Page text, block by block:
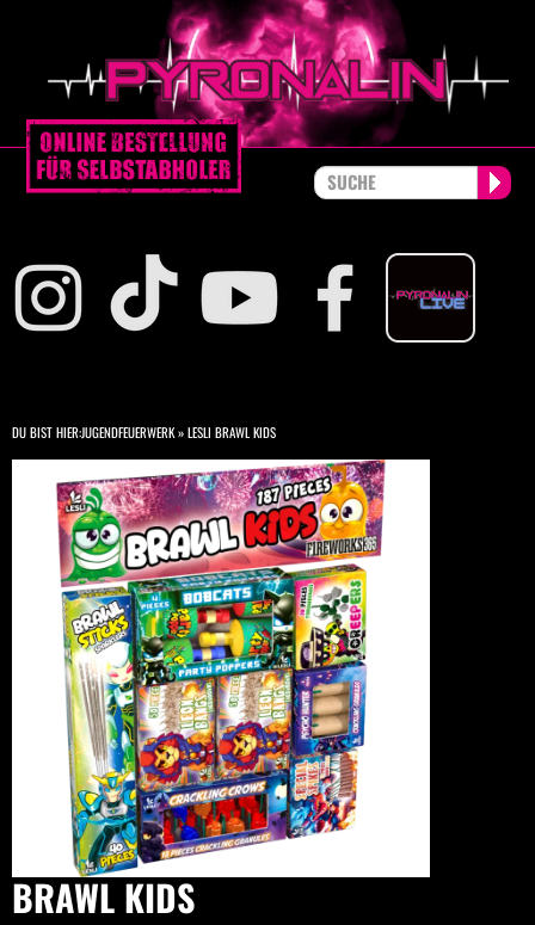
DU BIST HIER:JUGENDFEUERWERK»LESLI BRAWL KIDS
BRAWL KIDS